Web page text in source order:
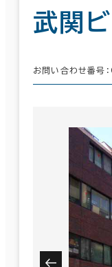
武関
お問い合わせ番号：